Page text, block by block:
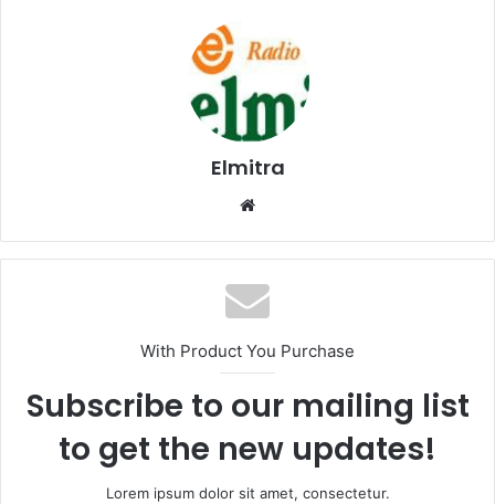
Elmitra
Website
With Product You Purchase
Subscribe to our mailing list
to get the new updates!
Lorem ipsum dolor sit amet, consectetur.